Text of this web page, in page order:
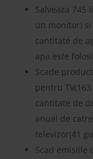
Salveaza
un monitor)
cantitate de
apa este
Scade
pentru
cantitate de
anual de
televizor(41
Scad emisiile